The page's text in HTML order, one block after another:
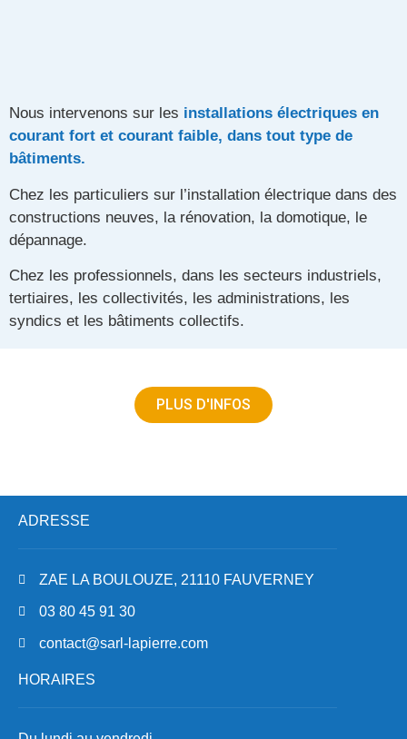
Nous intervenons sur les installations électriques en
courant fort et courant faible, dans tout type de
bâtiments.
Chez les particuliers sur l’installation électrique dans des
constructions neuves, la rénovation, la domotique, le
dépannage.
Chez les professionnels, dans les secteurs industriels,
tertiaires, les collectivités, les administrations, les
syndics et les bâtiments collectifs.
PLUS D'INFOS
ADRESSE
ZAE LA BOULOUZE, 21110 FAUVERNEY
03 80 45 91 30
contact@sarl-lapierre.com
HORAIRES